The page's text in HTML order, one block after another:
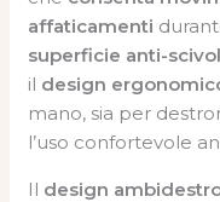
affaticamenti
superficie anti-
il design
mano, sia per
l’uso confortevole
Il design